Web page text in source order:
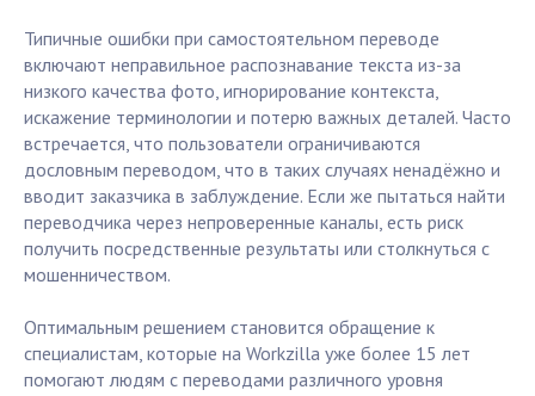
Типичные ошибки при самостоятельном переводе
включают неправильное распознавание текста из-за
низкого качества фото, игнорирование контекста,
искажение терминологии и потерю важных деталей. Часто
встречается, что пользователи ограничиваются
дословным переводом, что в таких случаях ненадёжно и
вводит заказчика в заблуждение. Если же пытаться найти
переводчика через непроверенные каналы, есть риск
получить посредственные результаты или столкнуться с
мошенничеством.
Оптимальным решением становится обращение к
специалистам, которые на Workzilla уже более 15 лет
помогают людям с переводами различного уровня